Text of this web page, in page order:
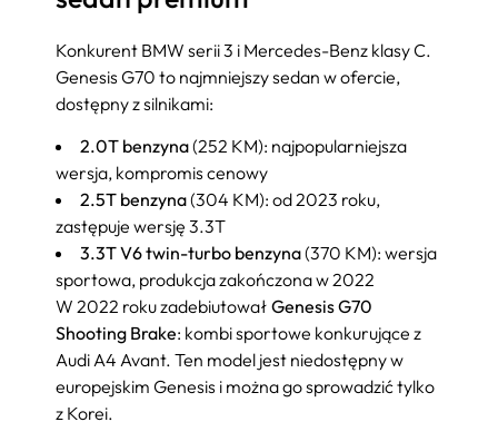
Konkurent BMW serii 3 i Mercedes-Benz klasy C.
Genesis G70 to najmniejszy sedan w ofercie,
dostępny z silnikami:
2.0T benzyna(252 KM): najpopularniejsza
wersja, kompromis cenowy
2.5T benzyna(304 KM): od 2023 roku,
zastępuje wersję 3.3T
3.3T V6 twin-turbo benzyna(370 KM): wersja
sportowa, produkcja zakończona w 2022
W 2022 roku zadebiutował Genesis G70
Shooting Brake: kombi sportowe konkurujące z
Audi A4 Avant. Ten model jest niedostępny w
europejskim Genesis i można go sprowadzić tylko
z Korei.